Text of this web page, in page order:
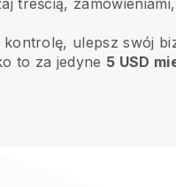
treścią,
kontrolę, ulepsz swój
to za jedyne 5 USD